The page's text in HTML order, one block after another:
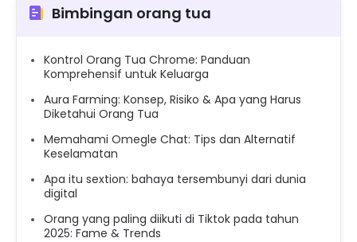
Bimbingan orang tua
Kontrol Orang Tua Chrome: Panduan
Komprehensif untuk Keluarga
Aura Farming: Konsep, Risiko & Apa yang Harus
Diketahui Orang Tua
Memahami Omegle Chat: Tips dan Alternatif
Keselamatan
Apa itu sextion: bahaya tersembunyi dari dunia
digital
Orang yang paling diikuti di Tiktok pada tahun
2025: Fame & Trends